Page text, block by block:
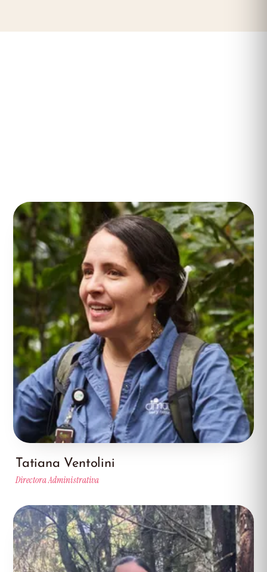
Tatiana Ventolini
Directora Administrativa